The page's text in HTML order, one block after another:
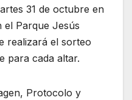
31 de octubre en
el Parque Jesús
realizará el sorteo
para cada altar.
Protocolo y